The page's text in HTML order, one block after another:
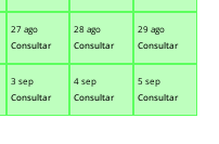
27 ago
Consultar
28 ago
Consultar
29 ago
Consultar
3 sep
Consultar
4 sep
Consultar
5 sep
Consultar